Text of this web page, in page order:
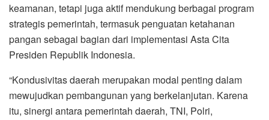
keamanan, tetapi juga aktif mendukung berbagai program
strategis pemerintah, termasuk penguatan ketahanan
pangan sebagai bagian dari implementasi Asta Cita
Presiden Republik Indonesia.
“Kondusivitas daerah merupakan modal penting dalam
mewujudkan pembangunan yang berkelanjutan. Karena
itu, sinergi antara pemerintah daerah, TNI, Polri,